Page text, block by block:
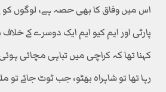
اس میں وفاق کا بھی حصہ ہے، لوگوں کو بے
پارٹی اور ایم کیو ایم ایک دوسرے کے خلاف
کہنا تھا کہ کراچی میں تباہی مچائی
رہا تھا تو شاہراہ بھٹو، جب ٹوٹ جائے تو